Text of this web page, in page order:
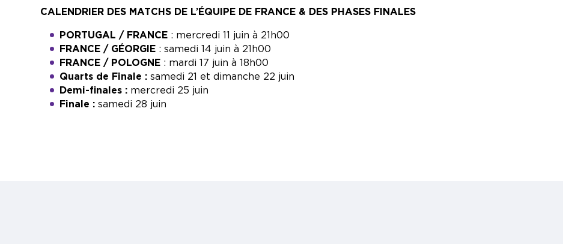
CALENDRIER DES MATCHS DE L’ÉQUIPE DE FRANCE & DES PHASES FINALES
PORTUGAL / FRANCE : mercredi 11 juin à 21h00
FRANCE / GÉORGIE : samedi 14 juin à 21h00
FRANCE / POLOGNE : mardi 17 juin à 18h00
Quarts de Finale : samedi 21 et dimanche 22 juin
Demi-finales : mercredi 25 juin
Finale : samedi 28 juin